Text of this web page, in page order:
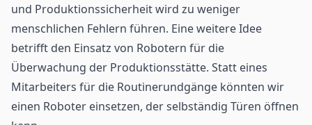
und Produktionssicherheit wird zu weniger
menschlichen Fehlern führen. Eine weitere Idee
betrifft den Einsatz von Robotern für die
Überwachung der Produktionsstätte. Statt eines
Mitarbeiters für die Routinerundgänge könnten wir
einen Roboter einsetzen, der selbständig Türen öffnen